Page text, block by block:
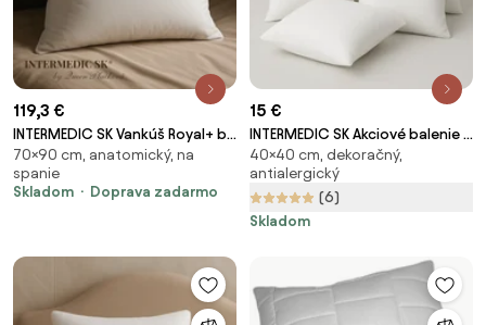
119,3 €
INTERMEDIC SK Vankúš Royal+ by
Queen Plačková – 80 % husacie
páperie, 100 % bavlna Veľkosť:
70x90 cm
70×90 cm, anatomický, na
spanie
Skladom
Doprava zadarmo
15 €
INTERMEDIC SK Akciové balenie 5
bielych mikrovláknových
vankúšov 40x40 cm
40×40 cm, dekoračný,
antialergický
(6)
Skladom